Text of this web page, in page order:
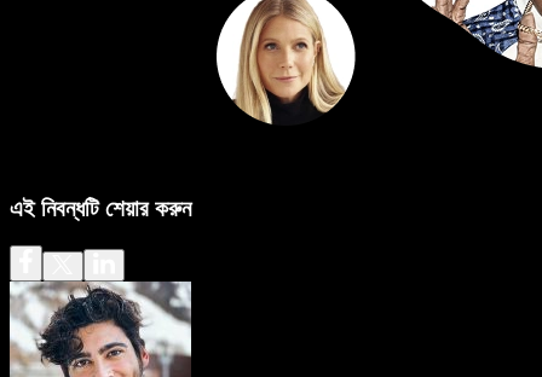
এই নিবন্ধটি শেয়ার করুন